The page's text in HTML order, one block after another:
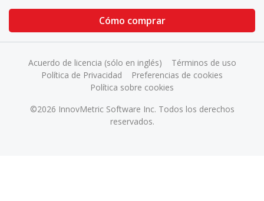
Cómo comprar
©2026 InnovMetric Software Inc. Todos los derechos
reservados.
Acuerdo de licencia (sólo en inglés)
Términos de uso
Política de Privacidad
Preferencias de cookies
Política sobre cookies